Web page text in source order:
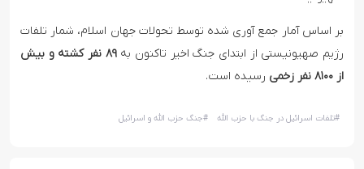
بر اساس آمار جمع آوری شده توسط تحولات جهان اسلام، شمار تلفات
رژیم صهیونیستی از ابتدای جنگ اخیر تاکنون به
۸۹ نفر کشته و بیش
از ۸۱۰۰ نفر زخمی
رسیده است.
#تلفات اسرائیل در جنگ با حزب الله #جنگ حزب الله و اسرائیل